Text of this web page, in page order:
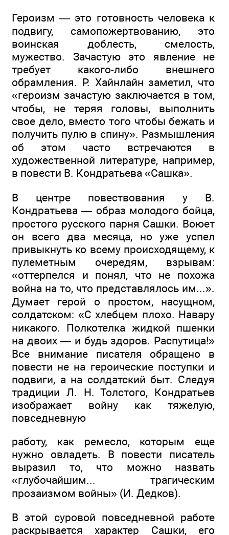
Героизм — это готовность человека к
подвигу, самопожертвованию, это
воинская доблесть, смелость,
мужество. Зачастую это явление не
требует какого-либо внешнего
обрамления. Р. Хайнлайн заметил, что
«героизм зачастую заключается в том,
чтобы, не теряя головы, выполнить
свое дело, вместо того чтобы бежать и
получить пулю в спину». Размышления
об этом часто встречаются в
художественной литературе, например,
в повести В. Кондратьева «Сашка».
В центре повествования у В.
Кондратьева — образ молодого бойца,
простого русского парня Сашки. Воюет
он всего два месяца, но уже успел
привыкнуть ко всему происходящему, к
пулеметным очередям, взрывам:
«оттерпелся и понял, что не похожа
война на то, что представлялось им...».
Думает герой о простом, насущном,
солдатском: «С хлебцем плохо. Навару
никакого. Полкотелка жидкой пшенки
на двоих — и будь здоров. Распутица!»
Все внимание писателя обращено в
повести не на героические поступки и
подвиги, а на солдатский быт. Следуя
традиции Л. Н. Толстого, Кондратьев
изображает войну как тяжелую,
повседневную
работу, как ремесло, которым еще
нужно овладеть. В повести писатель
выразил то, что можно назвать
«глубочайшим... трагическим
прозаизмом войны» (И. Дедков).
В этой суровой повседневной работе
раскрывается характер Сашки, его